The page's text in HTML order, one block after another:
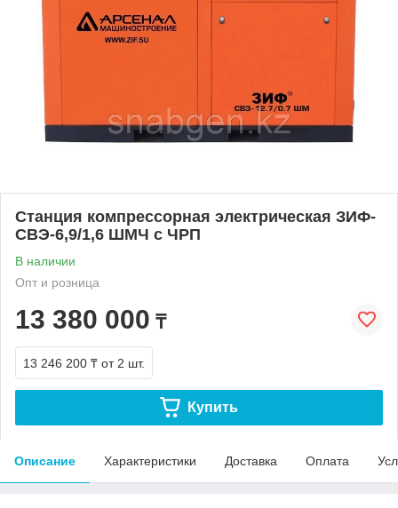
Станция компрессорная электрическая ЗИФ-
СВЭ-6,9/1,6 ШМЧ с ЧРП
В наличии
Опт и розница
13 380 000 ₸
13 246 200 ₸ от 2 шт.
Купить
Описание Характеристики Доставка Оплата